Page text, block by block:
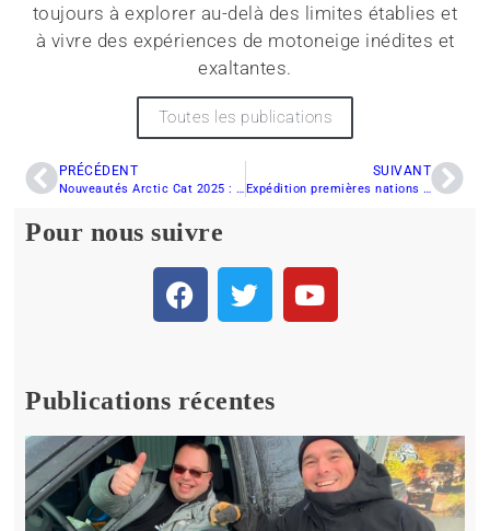
toujours à explorer au-delà des limites établies et
à vivre des expériences de motoneige inédites et
exaltantes.
Toutes les publications
PRÉCÉDENT
Nouveautés Arctic Cat 2025 : des améliorations à vitesse grand V!
SUIVANT
Expédition premières nations : Jour 5 | de Chibougamau à Lebel-sur-Quévillon
Pour nous suivre
Publications récentes